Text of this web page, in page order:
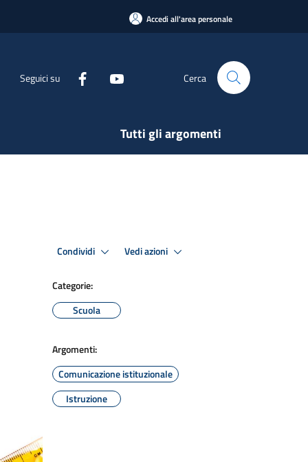
Accedi all'area personale
Seguici su Cerca
Tutti gli argomenti
Condividi Vedi azioni
Categorie:
Scuola
Argomenti:
Comunicazione istituzionale
Istruzione